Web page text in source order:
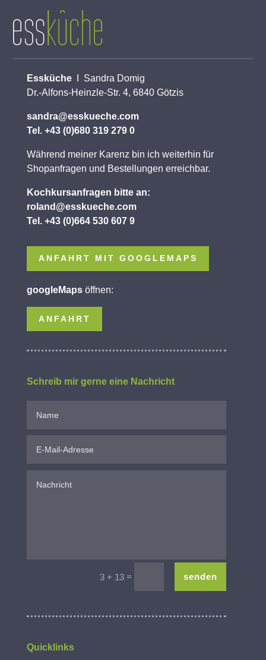
Essküche
I Sandra Domig
Dr.-Alfons-Heinzle-Str. 4, 6840 Götzis
sandra@esskueche.com
Tel. +43 (0)680 319 279 0
Während meiner Karenz bin ich weiterhin für
Shopanfragen und Bestellungen erreichbar.
Kochkursanfragen bitte an:
roland@esskueche.com
Tel. +43 (0)664 530 607 9
ANFAHRT MIT GOOGLEMAPS
googleMapsöffnen:
ANFAHRT
Schreib mir gerne eine Nachricht
3 + 13= senden
Quicklinks